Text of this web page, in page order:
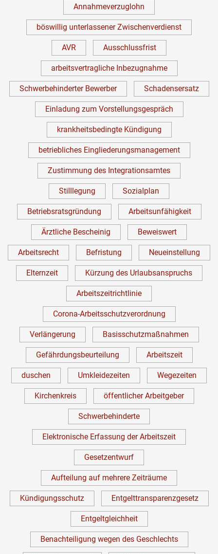
Annahmeverzuglohn
böswillig unterlassener Zwischenverdienst
AVR Ausschlussfrist
arbeitsvertragliche Inbezugnahme
Schwerbehinderter Bewerber Schadensersatz
Einladung zum Vorstellungsgespräch
krankheitsbedingte Kündigung
betriebliches Eingliederungsmanagement
Zustimmung des Integrationsamtes
Stilllegung Sozialplan
Betriebsratsgründung Arbeitsunfähigkeit
Ärztliche Bescheinig Beweiswert
Arbeitsrecht Befristung Neueinstellung
Elternzeit Kürzung des Urlaubsanspruchs
Arbeitszeitrichtlinie
Corona-Arbeitsschutzverordnung
Verlängerung Basisschutzmaßnahmen
Gefährdungsbeurteilung Arbeitszeit
duschen Umkleidezeiten Wegezeiten
Kirchenkreis öffentlicher Arbeitgeber
Schwerbehinderte
Elektronische Erfassung der Arbeitszeit
Gesetzentwurf
Aufteilung auf mehrere Zeiträume
Kündigungsschutz Entgelttransparenzgesetz
Entgeltgleichheit
Benachteiligung wegen des Geschlechts